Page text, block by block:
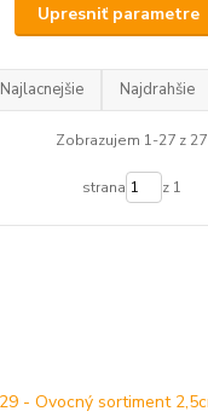
Upresniť parametre
Najlacnejšie Najdrahšie
Zobrazujem 1-27 z 27
strana z 1